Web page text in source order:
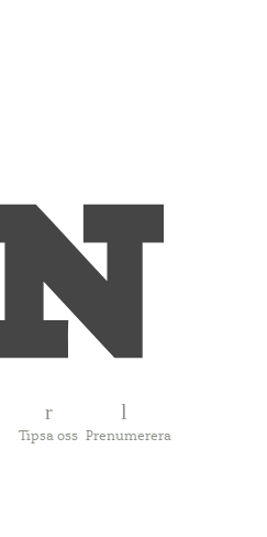
Tipsa oss Prenumerera